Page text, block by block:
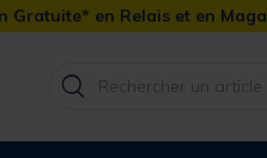
Gratuite* en Relais et en